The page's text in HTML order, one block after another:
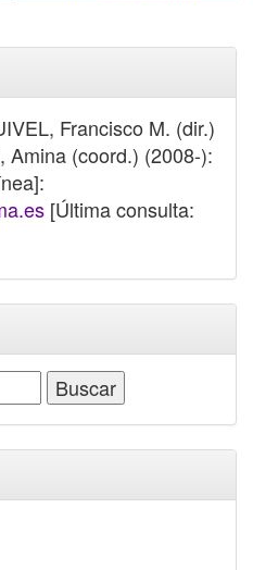
Francisco M. (dir.)
Amina (coord.) (2008-):
[Última consulta: